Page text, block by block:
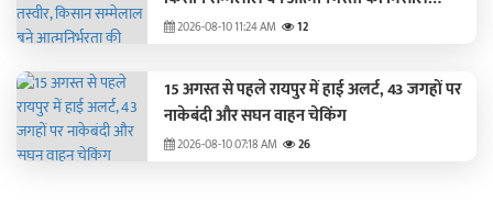
2026-08-10 11:24 AM 12
15 अगस्त से पहले रायपुर में हाई अलर्ट, 43 जगहों पर
नाकेबंदी और सघन वाहन चेकिंग
2026-08-10 07:18 AM 26